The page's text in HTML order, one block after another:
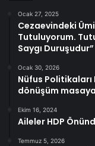
Ocak 27, 2025
Cezaevindeki
Tutuluyorum.
Saygı Duruşudur”
Ocak 30, 2026
Nüfus
dönüşüm masaya
Ekim 16, 2024
Aileler HDP
Temmuz 5, 2026